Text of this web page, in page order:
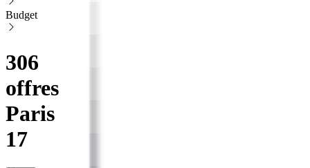
Budget
306
offres
Paris
17